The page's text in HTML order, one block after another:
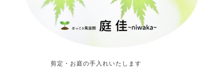
剪定・お庭の手入れいたします